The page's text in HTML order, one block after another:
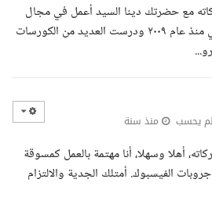
مع حضرتك دينا السيد أعمل في مجال
المبيعات والتسويق الإلكتروني منذ عام ٢٠٠٩ ودرست العديد من الكورسات
لم يحسب منذ سنة
أهلا وسهلا، أنا مهتمة بالعمل كمسوقة
الفيسبوك. أمتلك الجدية والالتزام